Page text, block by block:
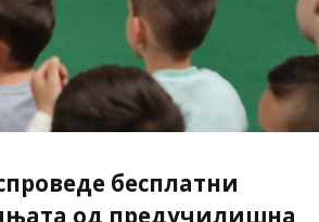
бесплатни
од предучилишна